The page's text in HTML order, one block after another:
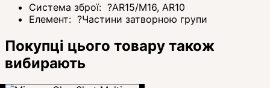
Система зброї: ?AR15/M16, AR10
Елемент: ?Частини затворною групи
Покупці цього товару також
вибирають